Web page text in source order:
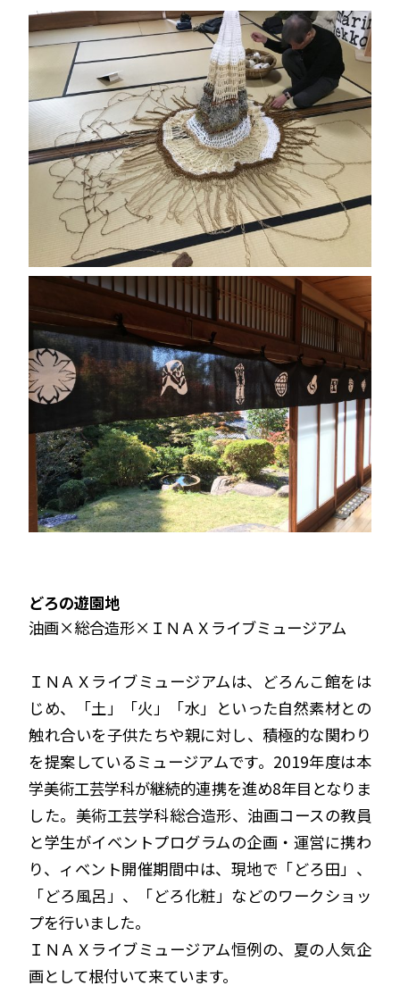
どろの遊園地
油画×総合造形×ＩＮＡＸライブミュージアム
ＩＮＡＸライブミュージアムは、どろんこ館をは
じめ、「土」「火」「水」といった自然素材との
触れ合いを子供たちや親に対し、積極的な関わり
を提案しているミュージアムです。2019年度は本
学美術工芸学科が継続的連携を進め8年目となりま
した。美術工芸学科総合造形、油画コースの教員
と学生がイベントプログラムの企画・運営に携わ
り、ィベント開催期間中は、現地で「どろ田」、
「どろ風呂」、「どろ化粧」などのワークショッ
プを行いました。
ＩＮＡＸライブミュージアム恒例の、夏の人気企
画として根付いて来ています。